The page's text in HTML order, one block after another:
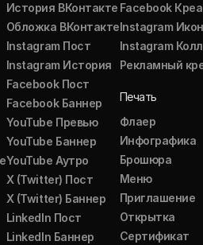
История ВКонтакте
Обложка ВКонтакте
Instagram Пост
Instagram История
Facebook Пост
Facebook Баннер
YouTube Превью
YouTube Баннер
YouTube Аутро
X (Twitter) Пост
X (Twitter) Баннер
LinkedIn Пост
LinkedIn Баннер
Facebook
Instagram
Instagram
Рекламный
Печать
Флаер
Инфографика
Брошюра
Меню
Приглашение
Открытка
Сертификат